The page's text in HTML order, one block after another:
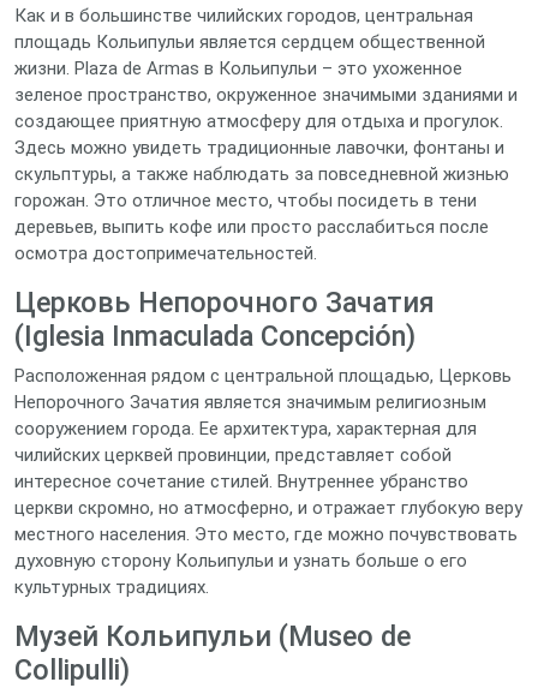
Как и в большинстве чилийских городов, центральная
площадь Кольипульи является сердцем общественной
жизни. Plaza de Armas в Кольипульи – это ухоженное
зеленое пространство, окруженное значимыми зданиями и
создающее приятную атмосферу для отдыха и прогулок.
Здесь можно увидеть традиционные лавочки, фонтаны и
скульптуры, а также наблюдать за повседневной жизнью
горожан. Это отличное место, чтобы посидеть в тени
деревьев, выпить кофе или просто расслабиться после
осмотра достопримечательностей.
Церковь Непорочного Зачатия
(Iglesia Inmaculada Concepción)
Расположенная рядом с центральной площадью, Церковь
Непорочного Зачатия является значимым религиозным
сооружением города. Ее архитектура, характерная для
чилийских церквей провинции, представляет собой
интересное сочетание стилей. Внутреннее убранство
церкви скромно, но атмосферно, и отражает глубокую веру
местного населения. Это место, где можно почувствовать
духовную сторону Кольипульи и узнать больше о его
культурных традициях.
Музей Кольипульи (Museo de
Collipulli)